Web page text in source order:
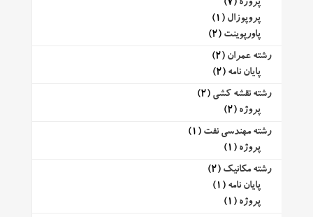
پروژه (7)
پروپوزال (1)
پاورپوینت (2)
رشته عمران (2)
پایان نامه (2)
رشته نقشه کشی (2)
پروژه (2)
رشته مهندسی نفت (1)
پروژه (1)
رشته مکانیک (2)
پایان نامه (1)
پروژه (1)